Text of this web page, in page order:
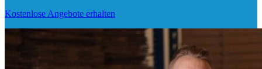
Kostenlose Angebote erhalten